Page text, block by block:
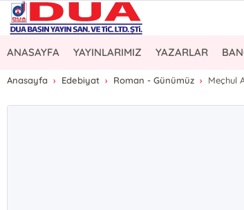
ANASAYFA YAYINLARIMIZ YAZARLAR
Anasayfa Edebiyat Roman - Günümüz Meçhul